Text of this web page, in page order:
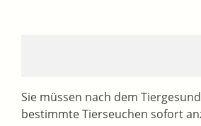
Sie müssen nach dem
bestimmte Tierseuchen sofort